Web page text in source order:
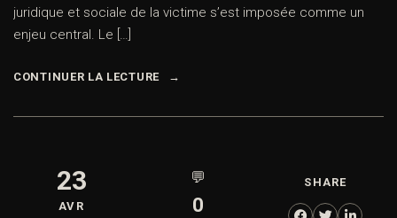
juridique et sociale de la victime s’est imposée comme un
enjeu central. Le […]
CONTINUER LA LECTURE
23
AVR
💬
0
SHARE